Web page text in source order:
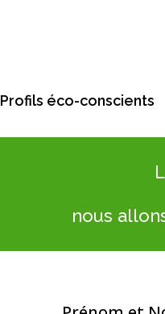
Profils éco-conscients
nous